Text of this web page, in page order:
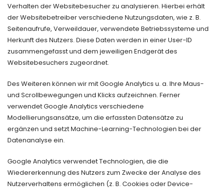
Verhalten der Websitebesucher zu analysieren. Hierbei erhält
der Websitebetreiber verschiedene Nutzungsdaten, wie z. B.
Seitenaufrufe, Verweildauer, verwendete Betriebssysteme und
Herkunft des Nutzers. Diese Daten werden in einer User-ID
zusammengefasst und dem jeweiligen Endgerät des
Websitebesuchers zugeordnet.
Des Weiteren können wir mit Google Analytics u. a. Ihre Maus-
und Scrollbewegungen und Klicks aufzeichnen. Ferner
verwendet Google Analytics verschiedene
Modellierungsansätze, um die erfassten Datensätze zu
ergänzen und setzt Machine-Learning-Technologien bei der
Datenanalyse ein.
Google Analytics verwendet Technologien, die die
Wiedererkennung des Nutzers zum Zwecke der Analyse des
Nutzerverhaltens ermöglichen (z. B. Cookies oder Device-